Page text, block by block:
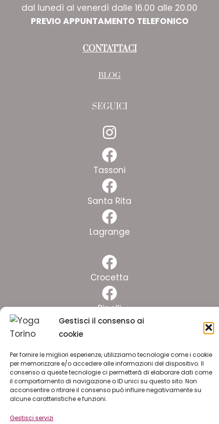
Gestisci il consenso ai
cookie
Per fornire le migliori esperienze, utilizziamo tecnologie come i cookie
per memorizzare e/o accedere alle informazioni del dispositivo. Il
consenso a queste tecnologie ci permetterà di elaborare dati come
il comportamento di navigazione o ID unici su questo sito. Non
acconsentire o ritirare il consenso può influire negativamente su
alcune caratteristiche e funzioni.
Gestisci servizi
dal lunedì al venerdì dalle 16.00 alle 20.00
PREVIO APPUNTAMENTO TELEFONICO
CONTATTACI
BLOG
SEGUICI
Instagram
Facebook
Tassoni
Facebook
Santa Rita
Facebook
Lagrange
Facebook
Crocetta
Facebook
Pinelli
ISCRIVITI ALLA NEWSLETTER
LAVORA CON NOI